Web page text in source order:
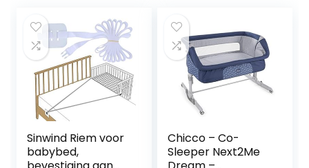
Sinwind Riem voor
babybed,
Chicco – Co-
Sleeper Next2Me